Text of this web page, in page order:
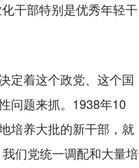
干部特别是优秀年轻干
定着这个政党、这个国
问题来抓。1938年10
培养大批的新干部，就
们党统一调配和大量培